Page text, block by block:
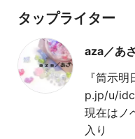
タップライター
aza／あ
『筒示
p.jp/u/
現在はノ
入り